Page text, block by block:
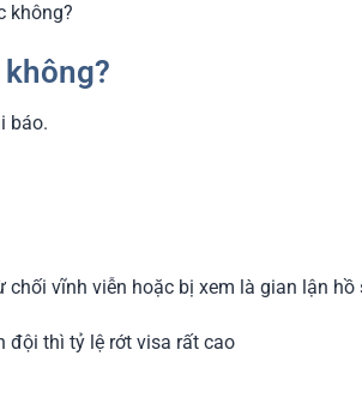
không?
báo.
vĩnh viễn hoặc bị xem là gian lận hồ
đội thì tỷ lệ rớt visa rất cao